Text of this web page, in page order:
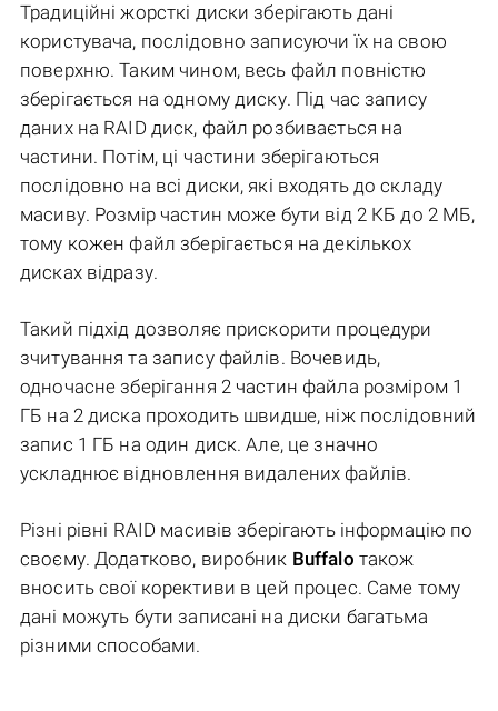
Традиційні жорсткі диски зберігають дані
користувача, послідовно записуючи їх на свою
поверхню. Таким чином, весь файл повністю
зберігається на одному диску. Під час запису
даних на RAID диск, файл розбивається на
частини. Потім, ці частини зберігаються
послідовно на всі диски, які входять до складу
масиву. Розмір частин може бути від 2 КБ до 2 МБ,
тому кожен файл зберігається на декількох
дисках відразу.
Такий підхід дозволяє прискорити процедури
зчитування та запису файлів. Вочевидь,
одночасне зберігання 2 частин файла розміром 1
ГБ на 2 диска проходить швидше, ніж послідовний
запис 1 ГБ на один диск. Але, це значно
ускладнює відновлення видалених файлів.
Різні рівні RAID масивів зберігають інформацію по
своєму. Додатково, виробник Buffalo також
вносить свої корективи в цей процес. Саме тому
дані можуть бути записані на диски багатьма
різними способами.